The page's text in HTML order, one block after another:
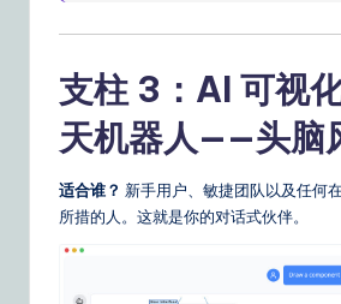
支柱 3：AI 可视
天机器人——头脑
适合谁？ 新手用户、敏捷团队以及任何
所措的人。这就是你的对话式伙伴。